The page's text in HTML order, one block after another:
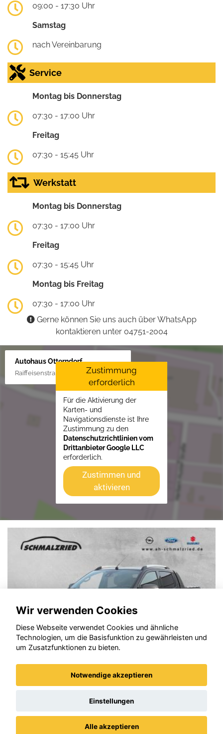
09:00 - 17:30 Uhr
Samstag
nach Vereinbarung
Service
Montag bis Donnerstag
07:30 - 17:00 Uhr
Freitag
07:30 - 15:45 Uhr
Werkstatt
Montag bis Donnerstag
07:30 - 17:00 Uhr
Freitag
07:30 - 15:45 Uhr
Montag bis Freitag
07:30 - 17:00 Uhr
Gerne können Sie uns auch über WhatsApp
kontaktieren unter 04751-2004
Autohaus Otterndorf
Raiffeisenstraße 1, 21762 Otterndorf
Zustimmung
erforderlich
Für die Aktivierung der
Karten- und
Navigationsdienste ist Ihre
Zustimmung zu den
Datenschutzrichtlinien vom
Drittanbieter Google LLC
erforderlich.
Zustimmen und
aktivieren
Wir verwenden Cookies
Diese Webseite verwendet Cookies und ähnliche
Technologien, um die Basisfunktion zu gewährleisten und
um Zusatzfunktionen zu bieten.
Notwendige akzeptieren
Einstellungen
Alle akzeptieren